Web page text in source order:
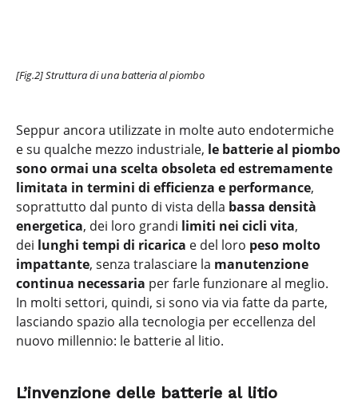
[Fig.2] Struttura di una batteria al piombo
Seppur ancora utilizzate in molte auto endotermiche
e su qualche mezzo industriale, le batterie al piombo
sono ormai una scelta obsoleta ed estremamente
limitata in termini di efficienza e performance,
soprattutto dal punto di vista della bassa densità
energetica, dei loro grandi limiti nei cicli vita,
dei lunghi tempi di ricarica e del loro peso molto
impattante, senza tralasciare la manutenzione
continua necessaria per farle funzionare al meglio.
In molti settori, quindi, si sono via via fatte da parte,
lasciando spazio alla tecnologia per eccellenza del
nuovo millennio: le batterie al litio.
L’invenzione delle batterie al litio